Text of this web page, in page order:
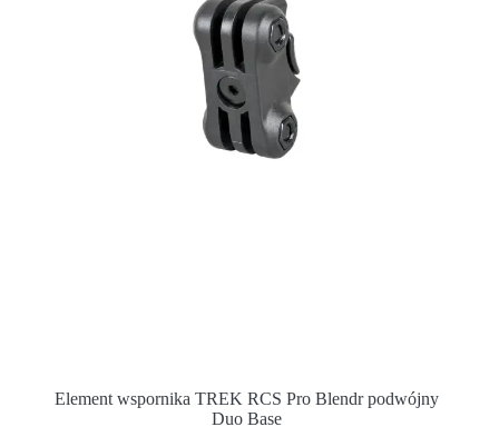
Element wspornika TREK RCS Pro Blendr podwójny
Duo Base